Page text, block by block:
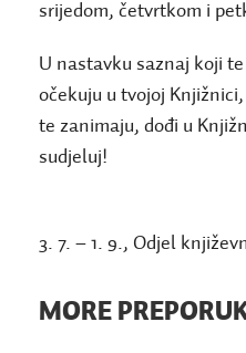
srijedom, četvrtkom i
U nastavku saznaj koji
očekuju u tvojoj
te zanimaju, dođi u
sudjeluj!
3. 7. – 1. 9., Odjel
MORE